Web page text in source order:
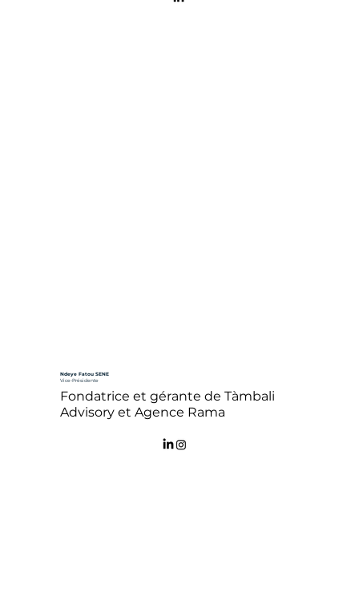
Ndeye Fatou SENE
Vice-Présidente
Fondatrice et gérante de Tàmbali
Advisory et Agence Rama